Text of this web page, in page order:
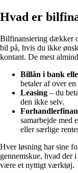
Hvad er
Bilfinansiering dækker
bil på, hvis du ikke
kontant. De mest
Billån i bank
betaler af over
Leasing – du
den ikke selv.
samarbejde med
eller særlige
Hver løsning har sine
gennemskue, hvad der
være et nyttigt værktøj.